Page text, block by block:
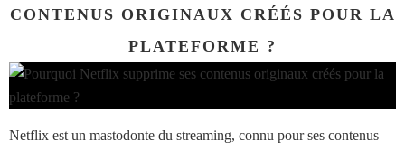
CONTENUS ORIGINAUX CRÉÉS POUR LA
PLATEFORME ?
Netflix est un mastodonte du streaming, connu pour ses contenus